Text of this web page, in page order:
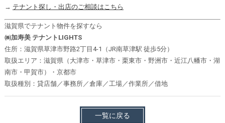
→ テナント探し・出店のご相談はこちら
滋賀県でテナント物件を探すなら
㈱加寿美 テナントLIGHTS
住所：滋賀県草津市野路2丁目4-1（JR南草津駅 徒歩5分）
取扱エリア：滋賀県（大津市・草津市・栗東市・野洲市・近江八幡市・湖
南市・甲賀市）・京都市
取扱種別：貸店舗／事務所／倉庫／工場／作業所／借地
一覧に戻る